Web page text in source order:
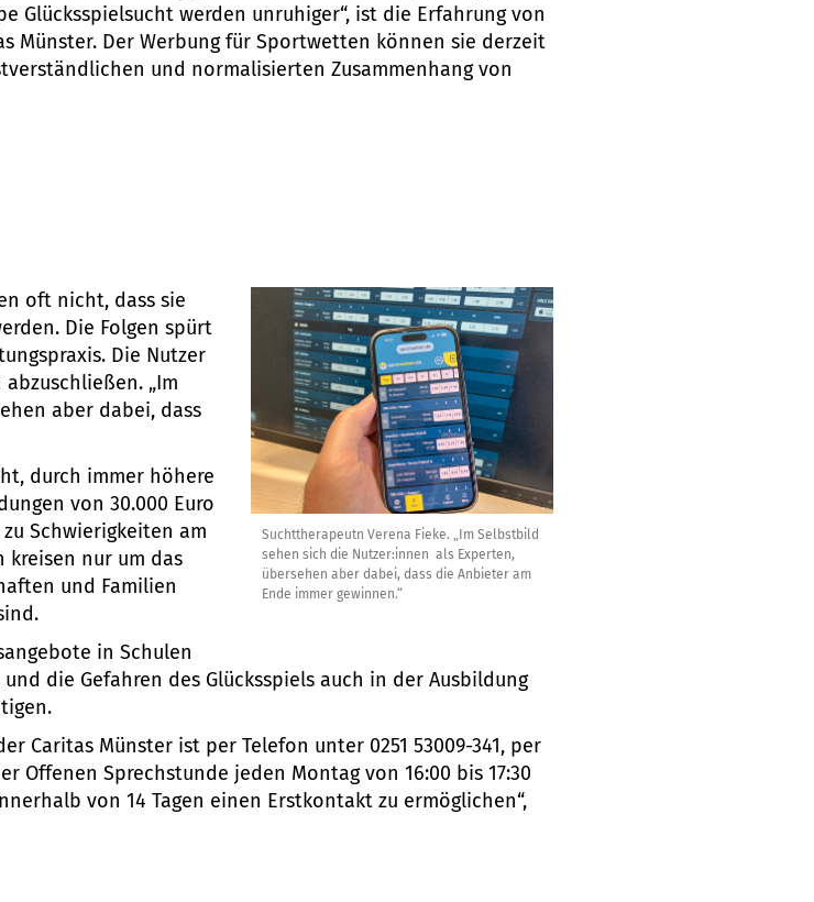
Glücksspielsucht werden unruhiger“, ist die Erfahrung von
Münster. Der Werbung für Sportwetten können sie derzeit
und normalisierten Zusammenhang von
Suchttherapeutn Verena Fieke. „Im Selbstbild
sehen sich die Nutzer:innen als Experten,
übersehen aber dabei, dass die Anbieter am
Ende immer gewinnen.“
oft nicht, dass sie
Die Folgen spürt
Die Nutzer
„Im
aber dabei, dass
durch immer höhere
von 30.000 Euro
Schwierigkeiten am
kreisen nur um das
und Familien
in Schulen
die Gefahren des Glücksspiels auch in der Ausbildung
Caritas Münster ist per Telefon unter 0251 53009-341, per
Offenen Sprechstunde jeden Montag von 16:00 bis 17:30
von 14 Tagen einen Erstkontakt zu ermöglichen“,